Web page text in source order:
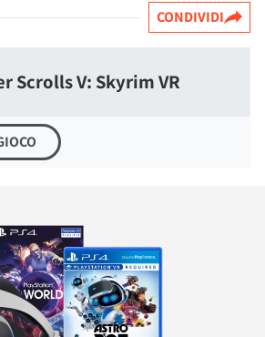
CONDIVIDI
Scrolls V: Skyrim VR